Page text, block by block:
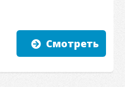
Смотреть